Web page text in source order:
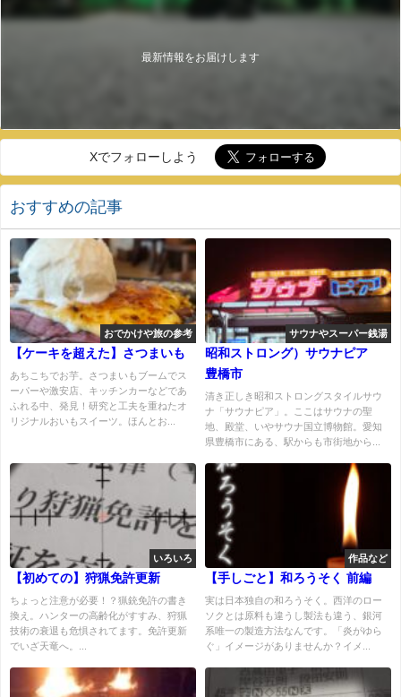
最新情報をお届けします
Xでフォローしよう
おすすめの記事
おでかけや旅の参考
【ケーキを超えた】さつまいも
あちこちでお芋。さつまいもブームでス
ーパーや激安店、キッチンカーなどであ
ふれる中、発見！研究と工夫を重ねたオ
リジナルおいもスイーツ。ほんとお...
サウナやスーパー銭湯
昭和ストロング）サウナピア
豊橋市
清き正しき昭和ストロングスタイルサウ
ナ「サウナピア」。ここはサウナの聖
地、殿堂、いやサウナ国立博物館。愛知
県豊橋市にある、駅からも市街地から...
いろいろ
【初めての】狩猟免許更新
ちょっと注意が必要！？猟銃免許の書き
換え。ハンターの高齢化がすすみ、狩猟
技術の衰退も危惧されてます。免許更新
でいざ天竜へ。...
作品など
【手しごと】和ろうそく 前編
実は日本独自の和ろうそく。西洋のロー
ソクとは原料も違うし製法も違う、銀河
系唯一の製造方法なんです。「炎がゆら
ぐ」イメージがありませんか？イメ...